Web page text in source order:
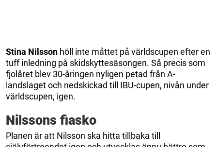
Stina Nilsson höll inte måttet på världscupen efter en
tuff inledning på skidskyttesäsongen. Så precis som
fjolåret blev 30-åringen nyligen petad från A-
landslaget och nedskickad till IBU-cupen, nivån under
världscupen, igen.
Nilssons fiasko
Planen är att Nilsson ska hitta tillbaka till